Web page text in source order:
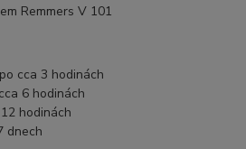
Remmers V 101
cca 3 hodinách
6 hodinách
hodinách
dnech